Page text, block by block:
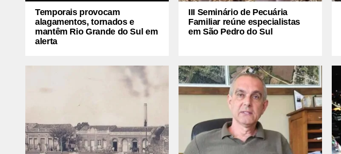
Temporais provocam
alagamentos, tornados e
mantêm Rio Grande do Sul em
alerta
III Seminário de Pecuária
Familiar reúne especialistas
em São Pedro do Sul